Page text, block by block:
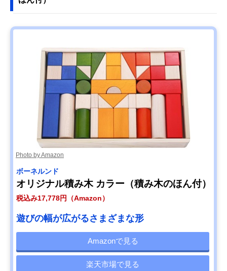
Photo by Amazon
ボーネルンド
オリジナル積み木 カラー（積み木のほん付）
税込み17,778円（Amazon）
遊びの幅が広がるさまざまな形
Amazonで見る
楽天市場で見る